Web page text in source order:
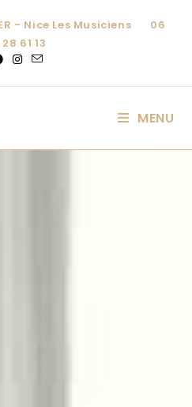
- Nice Les Musiciens
06
61 13
MENU